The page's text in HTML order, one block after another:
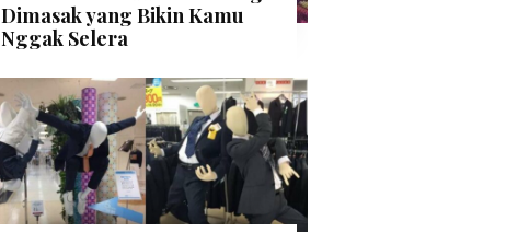
Dimasak yang Bikin Kamu
Nggak Selera